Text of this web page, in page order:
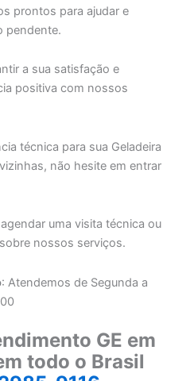
prontos para ajudar e
pendente.
a sua satisfação e
positiva com nossos
técnica para sua Geladeira
não hesite em entrar
uma visita técnica ou
nossos serviços.
: Atendemos de Segunda a
GE em
todo o Brasil